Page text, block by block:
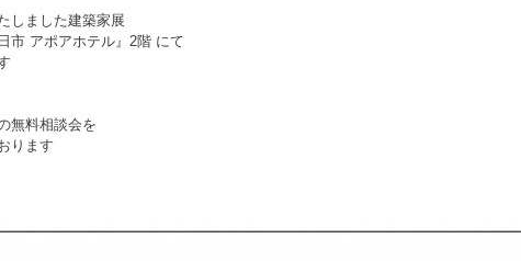
しました建築家展
市 アポアホテル』2階 にて
無料相談会を
ります